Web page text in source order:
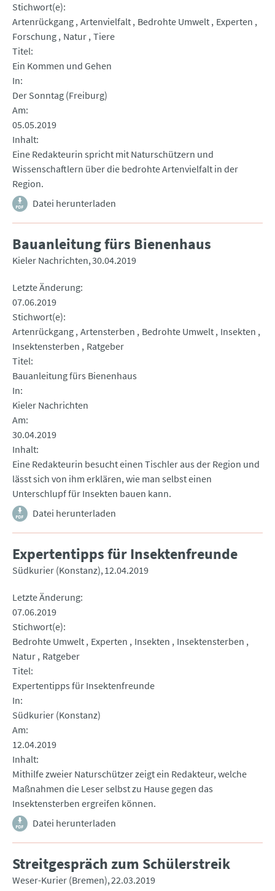
Stichwort(e)
Artenrückgang Artenvielfalt Bedrohte Umwelt Experten
Forschung Natur Tiere
Titel
Ein Kommen und Gehen
In
Der Sonntag (Freiburg)
Am
05.05.2019
Inhalt
Eine Redakteurin spricht mit Naturschützern und
Wissenschaftlern über die bedrohte Artenvielfalt in der
Region.
Datei herunterladen
Bauanleitung fürs Bienenhaus
Kieler Nachrichten 30.04.2019
Letzte Änderung
07.06.2019
Stichwort(e)
Artenrückgang Artensterben Bedrohte Umwelt Insekten
Insektensterben
Ratgeber
Titel
Bauanleitung fürs Bienenhaus
In
Kieler Nachrichten
Am
30.04.2019
Inhalt
Eine Redakteurin besucht einen Tischler aus der Region und
lässt sich von ihm erklären, wie man selbst einen
Unterschlupf für Insekten bauen kann.
Datei herunterladen
Expertentipps für Insektenfreunde
Südkurier (Konstanz) 12.04.2019
Letzte Änderung
07.06.2019
Stichwort(e)
Bedrohte Umwelt Experten Insekten
Insektensterben
Natur Ratgeber
Titel
Expertentipps für Insektenfreunde
In
Südkurier (Konstanz)
Am
12.04.2019
Inhalt
Mithilfe zweier Naturschützer zeigt ein Redakteur, welche
Maßnahmen die Leser selbst zu Hause gegen das
Insektensterben ergreifen können.
Datei herunterladen
Streitgespräch zum Schülerstreik
Weser-Kurier (Bremen) 22.03.2019